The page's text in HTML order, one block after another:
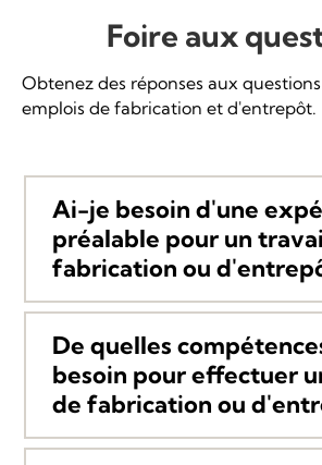
Foire aux
Obtenez des réponses aux
emplois de fabrication et d'entrepôt.
Ai-je besoin d'une
préalable pour un
fabrication ou
De quelles
besoin pour effectuer
de fabrication ou